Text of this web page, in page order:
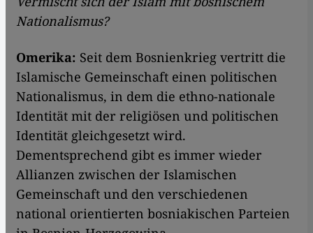
Nationalismus?
Omerika: Seit dem Bosnienkrieg vertritt die
Islamische Gemeinschaft einen politischen
Nationalismus, in dem die ethno-nationale
Identität mit der religiösen und politischen
Identität gleichgesetzt wird.
Dementsprechend gibt es immer wieder
Allianzen zwischen der Islamischen
Gemeinschaft und den verschiedenen
national orientierten bosniakischen Parteien